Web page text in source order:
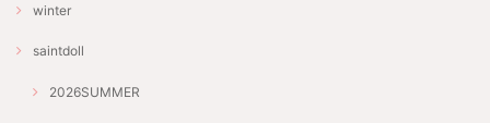
winter
saintdoll
2026SUMMER